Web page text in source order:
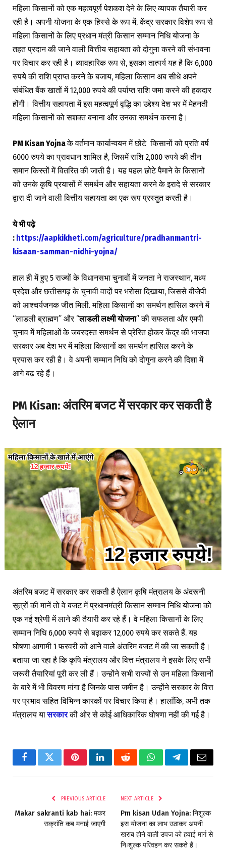
महिला किसानों को एक महत्वपूर्ण पेशकश देने के लिए व्यापक तैयारी कर
रही है। अपनी योजना के एक हिस्से के रूप में, केंद्र सरकार विशेष रूप से
महिला किसानों के लिए प्रधान मंत्री किसान सम्मान निधि योजना के
तहत प्रदान की जाने वाली वित्तीय सहायता को दोगुना करने की संभावना
पर विचार कर रही है। व्यावहारिक रूप से, इसका तात्पर्य यह है कि 6,000
रुपये की राशि प्राप्त करने के बजाय, महिला किसान अब सीधे अपने
संबंधित बैंक खातों में 12,000 रुपये की पर्याप्त राशि जमा करने की हकदार
होंगी। वित्तीय सहायता में इस महत्वपूर्ण वृद्धि का उद्देश्य देश भर में मेहनती
महिला किसानों को सशक्त बनाना और उनका समर्थन करना है।
PM Kisan Yojnaके वर्तमान कार्यान्वयन में छोटे किसानों को प्रति वर्ष
6000 रुपये का प्रावधान शामिल है, जिसमें राशि 2,000 रुपये की तीन
समान किस्तों में वितरित की जाती है। यह पहल छोटे पैमाने के किसानों
को उनके कृषि प्रयासों में समर्थन और सहायता करने के इरादे से सरकार
द्वारा दी जाने वाली वित्तीय सहायता का एक रूप प्रस्तुत करती है।
येभी पढ़े
: https://aapkikheti.com/agriculture/pradhanmantri-
kisaan-samman-nidhi-yojna/
हाल ही में हुए 5 राज्यों के विधानसभा चुनावों में जनता ने राजस्थान, मध्य
प्रदेश और छत्तीसगढ़ के चुनावी वादों पर भरोसा दिखाया, जिससे बीजेपी
को आश्चर्यजनक जीत मिली. महिला किसानों का समर्थन हासिल करने में
“लाडली ब्राह्मण” और “लाडली लक्ष्मी योजना” की सफलता और एमपी
चुनाव में महिलाओं के जबरदस्त समर्थन से प्रेरित होकर केंद्र की भाजपा
सरकार अब देश भर में महिला किसानों का समर्थन हासिल करने के
प्रयास कर रही है। वे अपनी सम्मान निधि को दोगुना करने की दिशा में
आगे बढ़ रहे हैं।
PM Kisan: अंतरिम बजट में सरकार कर सकती है
ऐलान
अंतरिम बजट में सरकार कर सकती है ऐलान कृषि मंत्रालय के अंदरूनी
सूत्रों की मानें तो वे बजट में प्रधानमंत्री किसान सम्मान निधि योजना को
एक नई श्रेणी में लाने की तैयारी कर रहे हैं। वे महिला किसानों के लिए
सम्मान निधि 6,000 रुपये से बढ़ाकर 12,000 रुपये कर सकते हैं. यह
घोषणा आगामी 1 फरवरी को आने वाले अंतरिम बजट में की जा सकती है।
बताया जा रहा है कि कृषि मंत्रालय और वित्त मंत्रालय ने इसके लिए सभी
जरूरी तैयारियां पूरी कर ली हैं। उन्होंने सभी राज्यों से उन महिला किसानों
के बारे में भी विवरण मांगा है जिनके पास जमीन है। उन्होंने सरकार के वित्त
पर प्रभाव सहित विभिन्न कारकों पर विचार किया है। हालाँकि, अभी तक
मंत्रालय यासरकारकी ओर से कोई आधिकारिक घोषणा नहीं की गई है।
FacebookTwitterPinterestLinkedInRedditWhatsAppTelegramEmail
PREVIOUS ARTICLE
Makar sakranti kab hai: मकर
सक्रांति कब मनाई जाएगी
NEXT ARTICLE
Pm kisan Udan Yojna: निशुल्क
इस योजना का लाभ उठाकर अपनी
खराब होने वाली उपज को हवाई मार्ग से
निःशुल्क परिवहन कर सकते हैं।